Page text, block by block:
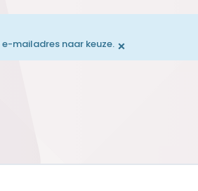
mailadres naar keuze. ×